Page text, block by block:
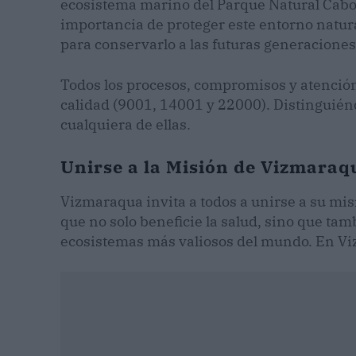
ecosistema marino del Parque Natural
importancia de proteger este entorno
para conservarlo a las futuras
Todos los procesos, compromisos y
calidad (9001, 14001 y 22000).
cualquiera de ellas.
Unirse a la Misión de
Vizmaraqua invita a todos a unirse a su
que no solo beneficie la salud, sino que
ecosistemas más valiosos del mundo. En